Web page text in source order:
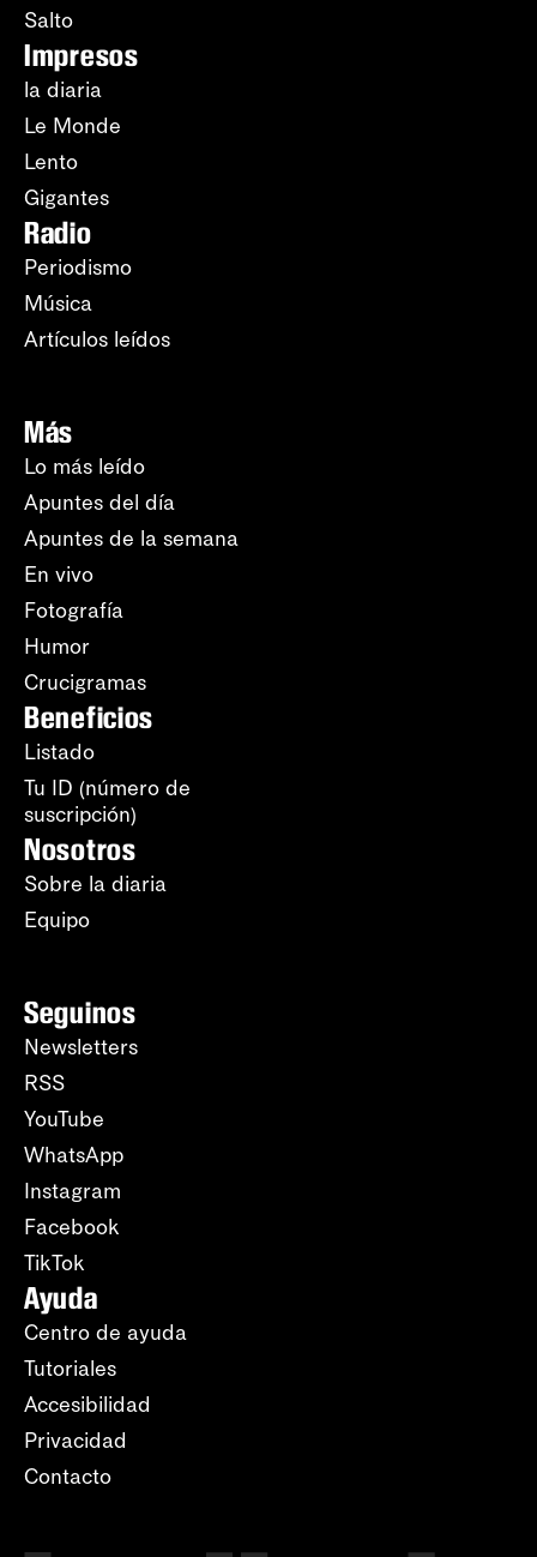
Salto
Impresos
la diaria
Le Monde
Lento
Gigantes
Radio
Periodismo
Música
Artículos leídos
Más
Lo más leído
Apuntes del día
Apuntes de la semana
En vivo
Fotografía
Humor
Crucigramas
Beneficios
Listado
Tu ID (número de
suscripción)
Nosotros
Sobre la diaria
Equipo
Seguinos
Newsletters
RSS
YouTube
WhatsApp
Instagram
Facebook
TikTok
Ayuda
Centro de ayuda
Tutoriales
Accesibilidad
Privacidad
Contacto